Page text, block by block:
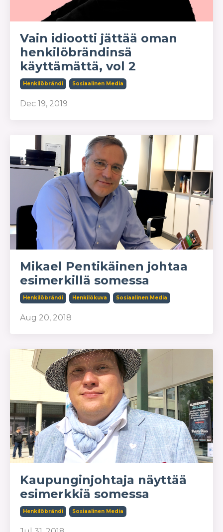
Vain idiootti jättää oman
henkilöbrändinsä
käyttämättä, vol 2
Henkilöbrändi Sosiaalinen Media
Dec 19, 2019
Mikael Pentikäinen johtaa
esimerkillä somessa
Henkilöbrändi Henkilökuva Sosiaalinen Media
Aug 20, 2018
Kaupunginjohtaja näyttää
esimerkkiä somessa
Henkilöbrändi Sosiaalinen Media